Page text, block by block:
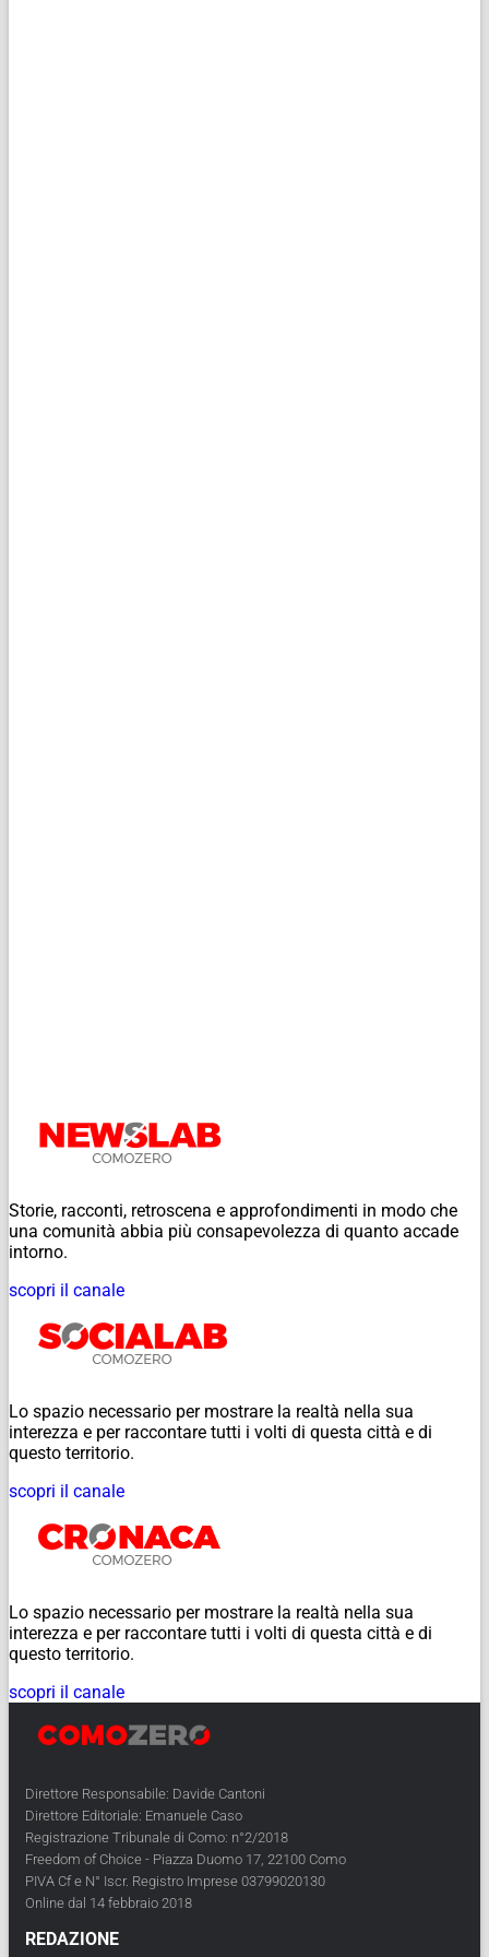
Storie, racconti, retroscena e approfondimenti in modo che
una comunità abbia più consapevolezza di quanto accade
intorno.
scopri il canale
Lo spazio necessario per mostrare la realtà nella sua
interezza e per raccontare tutti i volti di questa città e di
questo territorio.
scopri il canale
Lo spazio necessario per mostrare la realtà nella sua
interezza e per raccontare tutti i volti di questa città e di
questo territorio.
scopri il canale
Direttore Responsabile: Davide Cantoni
Direttore Editoriale: Emanuele Caso
Registrazione Tribunale di Como: n°2/2018
Freedom of Choice - Piazza Duomo 17, 22100 Como
PIVA Cf e N° Iscr. Registro Imprese 03799020130
Online dal 14 febbraio 2018
REDAZIONE